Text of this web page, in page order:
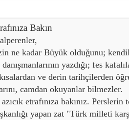
Bakın
ne kadar Büyük olduğunu;
yazdığı; fes
ve derin tarihçilerden
camdan okuyanlar bilmezler.
etrafınıza bakınız.
yapan zat "Türk milleti